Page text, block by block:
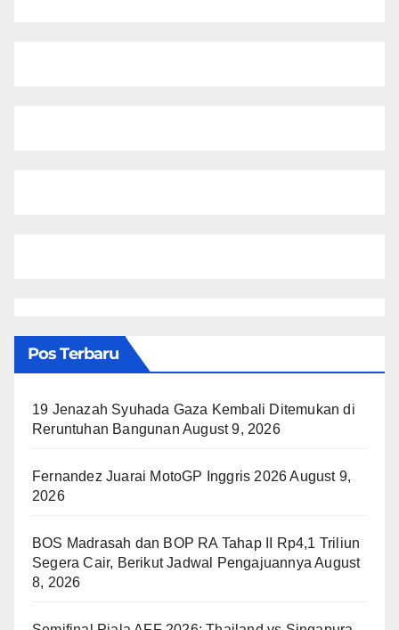
Pos Terbaru
19 Jenazah Syuhada Gaza Kembali Ditemukan di
Reruntuhan Bangunan August 9, 2026
Fernandez Juarai MotoGP Inggris 2026 August 9,
2026
BOS Madrasah dan BOP RA Tahap II Rp4,1 Triliun
Segera Cair, Berikut Jadwal Pengajuannya August
8, 2026